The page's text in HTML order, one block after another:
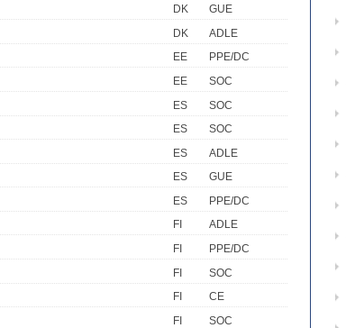
DK
GUE
DK
ADLE
EE
PPE/DC
EE
SOC
ES
SOC
ES
SOC
ES
ADLE
ES
GUE
ES
PPE/DC
FI
ADLE
FI
PPE/DC
FI
SOC
FI
CE
FI
SOC